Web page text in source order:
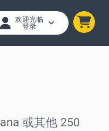
欢迎光临
登录
或其他 250